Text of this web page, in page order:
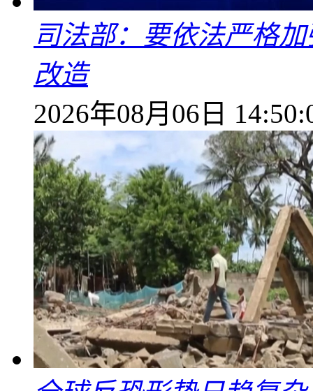
司法部：要依法严格
改造
2026年08月06日